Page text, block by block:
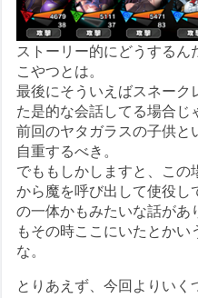
ストーリー的にどうする
こやつとは。
最後にそういえばスネーク
た是的な会話してる場合じ
前回のヤタガラスの子供と
自重するべき。
でももしかしますと、この
から魔を呼び出して使役し
の一体かもみたいな話があ
もその時ここにいたとか
な。
とりあえず、今回よりい